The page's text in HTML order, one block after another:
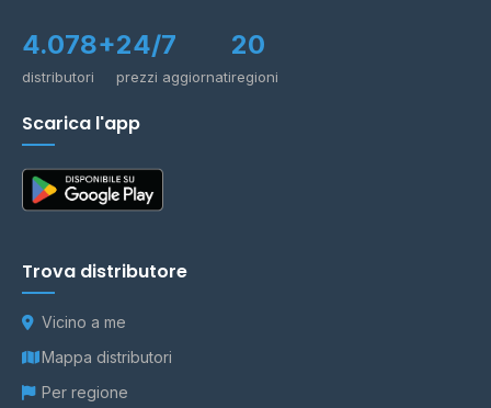
4.078+
distributori
24/7
prezzi aggiornati
20
regioni
Scarica l'app
Trova distributore
Vicino a me
Mappa distributori
Per regione